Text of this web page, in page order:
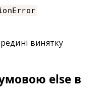
винятку
else в